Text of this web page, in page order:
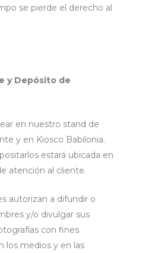
se pierde el derecho al
y Depósito de
en nuestro stand de
y en Kiosco Babilonia.
estará ubicada en
atención al cliente.
autorizan a difundir o
y/o divulgar sus
con fines
los medios y en las